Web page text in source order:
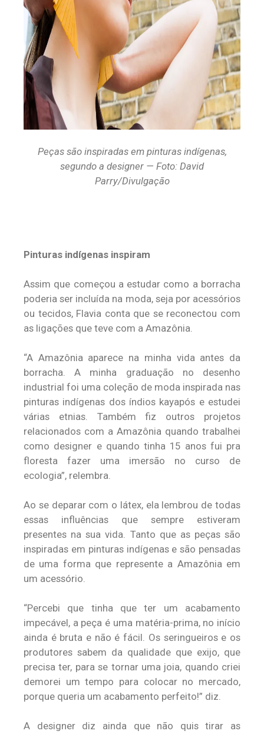
Peças são inspiradas em pinturas indígenas,
segundo a designer — Foto: David
Parry/Divulgação
Pinturas indígenas inspiram
Assim que começou a estudar como a borracha
poderia ser incluída na moda, seja por acessórios
ou tecidos, Flavia conta que se reconectou com
as ligações que teve com a Amazônia.
“A Amazônia aparece na minha vida antes da
borracha. A minha graduação no desenho
industrial foi uma coleção de moda inspirada nas
pinturas indígenas dos índios kayapós e estudei
várias etnias. Também fiz outros projetos
relacionados com a Amazônia quando trabalhei
como designer e quando tinha 15 anos fui pra
floresta fazer uma imersão no curso de
ecologia”, relembra.
Ao se deparar com o látex, ela lembrou de todas
essas influências que sempre estiveram
presentes na sua vida. Tanto que as peças são
inspiradas em pinturas indígenas e são pensadas
de uma forma que represente a Amazônia em
um acessório.
“Percebi que tinha que ter um acabamento
impecável, a peça é uma matéria-prima, no início
ainda é bruta e não é fácil. Os seringueiros e os
produtores sabem da qualidade que exijo, que
precisa ter, para se tornar uma joia, quando criei
demorei um tempo para colocar no mercado,
porque queria um acabamento perfeito!” diz.
A designer diz ainda que não quis tirar as